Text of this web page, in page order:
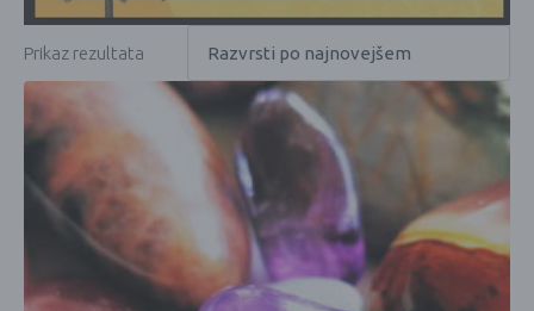
Prikaz rezultata